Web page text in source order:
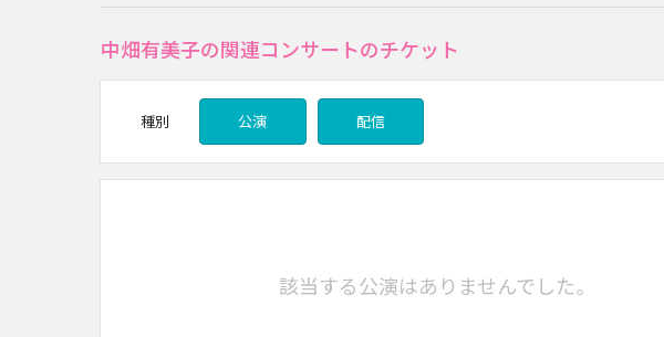
中畑有美子の関連コンサートのチケット
種別 公演 配信
該当する公演はありませんでした。